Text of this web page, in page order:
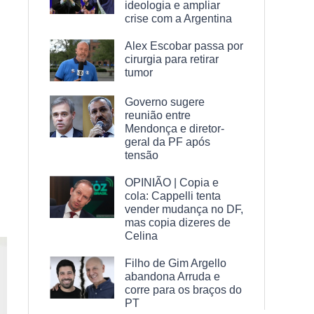
ideologia e ampliar
crise com a Argentina
Alex Escobar passa por
cirurgia para retirar
tumor
Governo sugere
reunião entre
Mendonça e diretor-
geral da PF após
tensão
OPINIÃO | Copia e
cola: Cappelli tenta
vender mudança no DF,
mas copia dizeres de
Celina
Filho de Gim Argello
abandona Arruda e
corre para os braços do
PT